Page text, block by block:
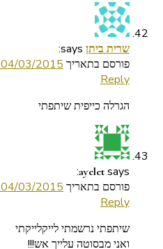
שרית ביתן says:
פורסם בתאריך 04/03/2015 ב- 23:50
Reply
הגרלה כייפית שיתפתי
ayelet says:
פורסם בתאריך 04/03/2015 ב- 13:19
Reply
שיתפתי נרשמתי לייקלייקתי
ואני מבסוטה עלייך אש!!!